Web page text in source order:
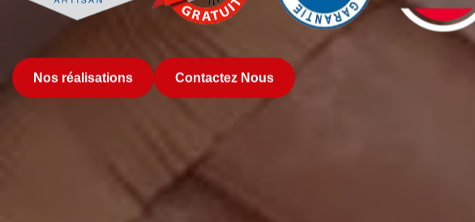
Nos réalisations Contactez Nous